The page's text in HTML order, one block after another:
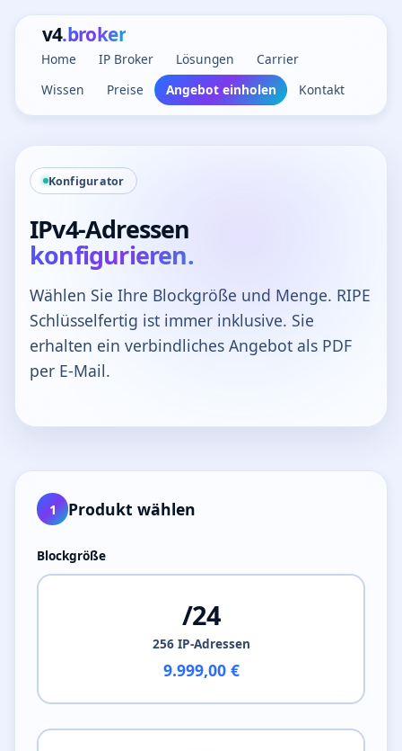
v4.broker
Home IP Broker Lösungen
Carrier
Wissen
Preise Angebot einholen Kontakt
Konfigurator
IPv4-Adressen
konfigurieren.
Wählen Sie Ihre Blockgröße und Menge. RIPE
Schlüsselfertig ist immer inklusive. Sie
erhalten ein verbindliches Angebot als PDF
per E-Mail.
1 Produkt wählen
Blockgröße
/24
256 IP-Adressen
9.999,00 €